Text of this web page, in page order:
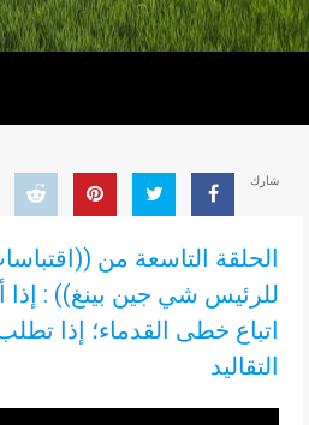
شارك
الحلقة التاسعة من
للرئيس شي جين بينغ)) : إذا
اتباع خطى القدماء؛ إذا تطلب
التقاليد